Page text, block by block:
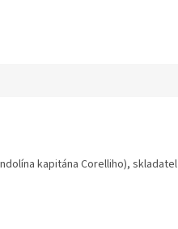
kapitána Corelliho), skladatel